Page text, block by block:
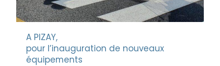
A PIZAY,
pour l’inauguration de nouveaux
équipements